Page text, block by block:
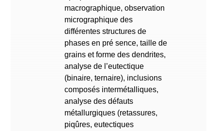
macrographique, observation
micrographique des
différentes structures de
phases en pré sence, taille de
grains et forme des dendrites,
analyse de l’eutectique
(binaire, ternaire), inclusions
composés intermétalliques,
analyse des défauts
métallurgiques (retassures,
piqûres, eutectiques